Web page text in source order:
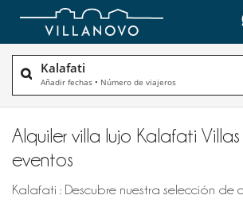
Kalafati
Añadir fechas • Número de viajeros
Alquiler villa lujo Kalafati
eventos
Kalafati : Descubre nuestra selección de